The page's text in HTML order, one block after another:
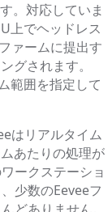
。対応していま
上でヘッドレス
ァームに提出す
グされます。
範囲を指定して
はリアルタイム
あたりの処理が
ークステーショ
少数のEeveeフ